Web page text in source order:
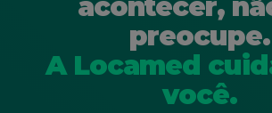
acontecer,
preocupe.
A Locamed
você.